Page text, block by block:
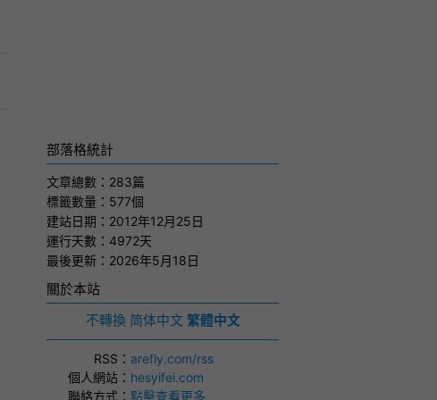
部落格統計
文章總數：283篇
標籤數量：577個
建站日期：2012年12月25日
運行天數：4972天
最後更新：2026年5月18日
關於本站
不轉換 简体中文 繁體中文
RSS ： arefly.com/rss
個人網站 ： hesyifei.com
聯絡方式 ： 點擊查看更多